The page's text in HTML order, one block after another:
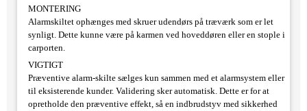
MONTERING
Alarmskiltet ophænges med skruer udendørs på træværk som er let
synligt. Dette kunne være på karmen ved hoveddøren eller en stople i
carporten.
VIGTIGT
Præventive alarm-skilte sælges kun sammen med et alarmsystem eller
til eksisterende kunder. Validering sker automatisk. Dette er for at
opretholde den præventive effekt, så en indbrudstyv med sikkerhed